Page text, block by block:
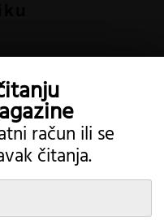
račun ili se
čitanja.